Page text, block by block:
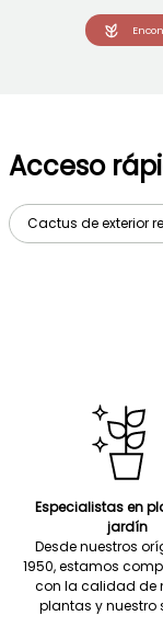
Acceso
Cactus de exterior
Especialistas en
jardín
Desde nuestros
1950, estamos
con la calidad de
plantas y nuestro